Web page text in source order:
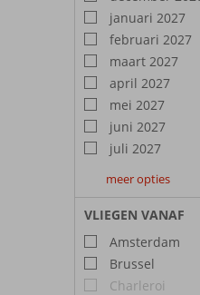
januari 2027
februari 2027
maart 2027
april 2027
mei 2027
juni 2027
juli 2027
augustus
2027
september
2027
oktober
2027
meer opties
VLIEGEN VANAF
Amsterdam
Brussel
Charleroi